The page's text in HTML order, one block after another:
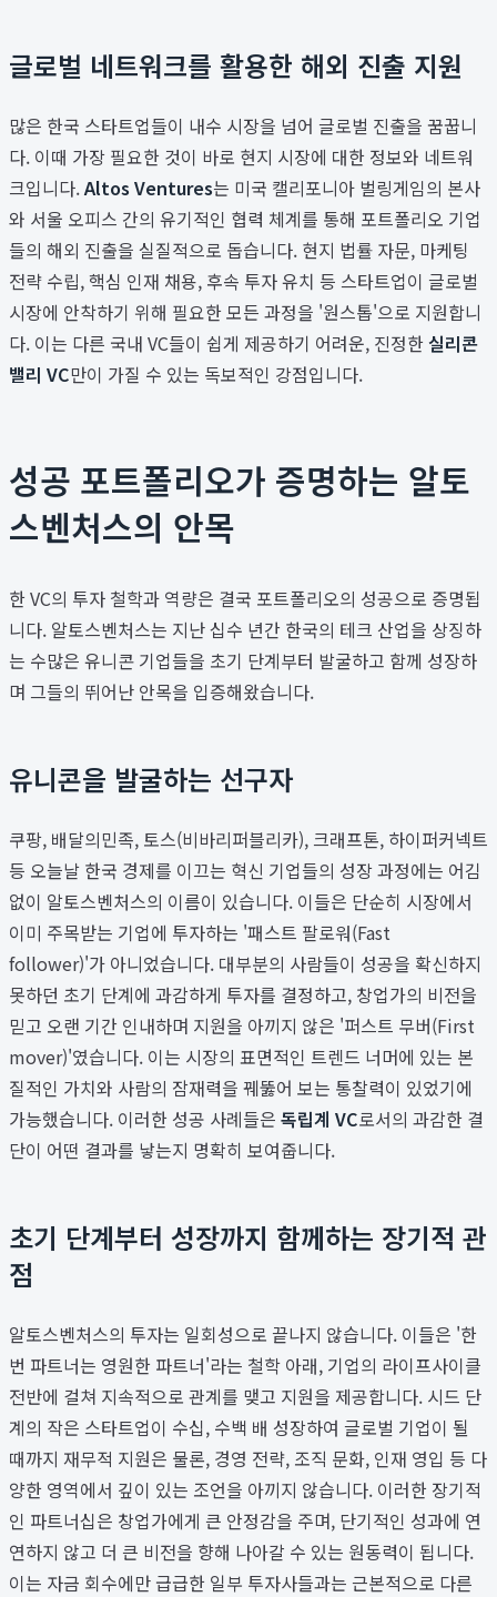
글로벌 네트워크를 활용한 해외 진출 지원
많은 한국 스타트업들이 내수 시장을 넘어 글로벌 진출을 꿈꿉니
다. 이때 가장 필요한 것이 바로 현지 시장에 대한 정보와 네트워
크입니다.Altos Ventures는 미국 캘리포니아 벌링게임의 본사
와 서울 오피스 간의 유기적인 협력 체계를 통해 포트폴리오 기업
들의 해외 진출을 실질적으로 돕습니다. 현지 법률 자문, 마케팅
전략 수립, 핵심 인재 채용, 후속 투자 유치 등 스타트업이 글로벌
시장에 안착하기 위해 필요한 모든 과정을 '원스톱'으로 지원합니
다. 이는 다른 국내 VC들이 쉽게 제공하기 어려운, 진정한 실리콘
밸리 VC만이 가질 수 있는 독보적인 강점입니다.
성공 포트폴리오가 증명하는 알토
스벤처스의 안목
한 VC의 투자 철학과 역량은 결국 포트폴리오의 성공으로 증명됩
니다. 알토스벤처스는 지난 십수 년간 한국의 테크 산업을 상징하
는 수많은 유니콘 기업들을 초기 단계부터 발굴하고 함께 성장하
며 그들의 뛰어난 안목을 입증해왔습니다.
유니콘을 발굴하는 선구자
쿠팡, 배달의민족, 토스(비바리퍼블리카), 크래프톤, 하이퍼커넥트
등 오늘날 한국 경제를 이끄는 혁신 기업들의 성장 과정에는 어김
없이 알토스벤처스의 이름이 있습니다. 이들은 단순히 시장에서
이미 주목받는 기업에 투자하는 '패스트 팔로워(Fast
follower)'가 아니었습니다. 대부분의 사람들이 성공을 확신하지
못하던 초기 단계에 과감하게 투자를 결정하고, 창업가의 비전을
믿고 오랜 기간 인내하며 지원을 아끼지 않은 '퍼스트 무버(First
mover)'였습니다. 이는 시장의 표면적인 트렌드 너머에 있는 본
질적인 가치와 사람의 잠재력을 꿰뚫어 보는 통찰력이 있었기에
가능했습니다. 이러한 성공 사례들은 독립계 VC로서의 과감한 결
단이 어떤 결과를 낳는지 명확히 보여줍니다.
초기 단계부터 성장까지 함께하는 장기적 관
점
알토스벤처스의 투자는 일회성으로 끝나지 않습니다. 이들은 '한
번 파트너는 영원한 파트너'라는 철학 아래, 기업의 라이프사이클
전반에 걸쳐 지속적으로 관계를 맺고 지원을 제공합니다. 시드 단
계의 작은 스타트업이 수십, 수백 배 성장하여 글로벌 기업이 될
때까지 재무적 지원은 물론, 경영 전략, 조직 문화, 인재 영입 등 다
양한 영역에서 깊이 있는 조언을 아끼지 않습니다. 이러한 장기적
인 파트너십은 창업가에게 큰 안정감을 주며, 단기적인 성과에 연
연하지 않고 더 큰 비전을 향해 나아갈 수 있는 원동력이 됩니다.
이는 자금 회수에만 급급한 일부 투자사들과는 근본적으로 다른